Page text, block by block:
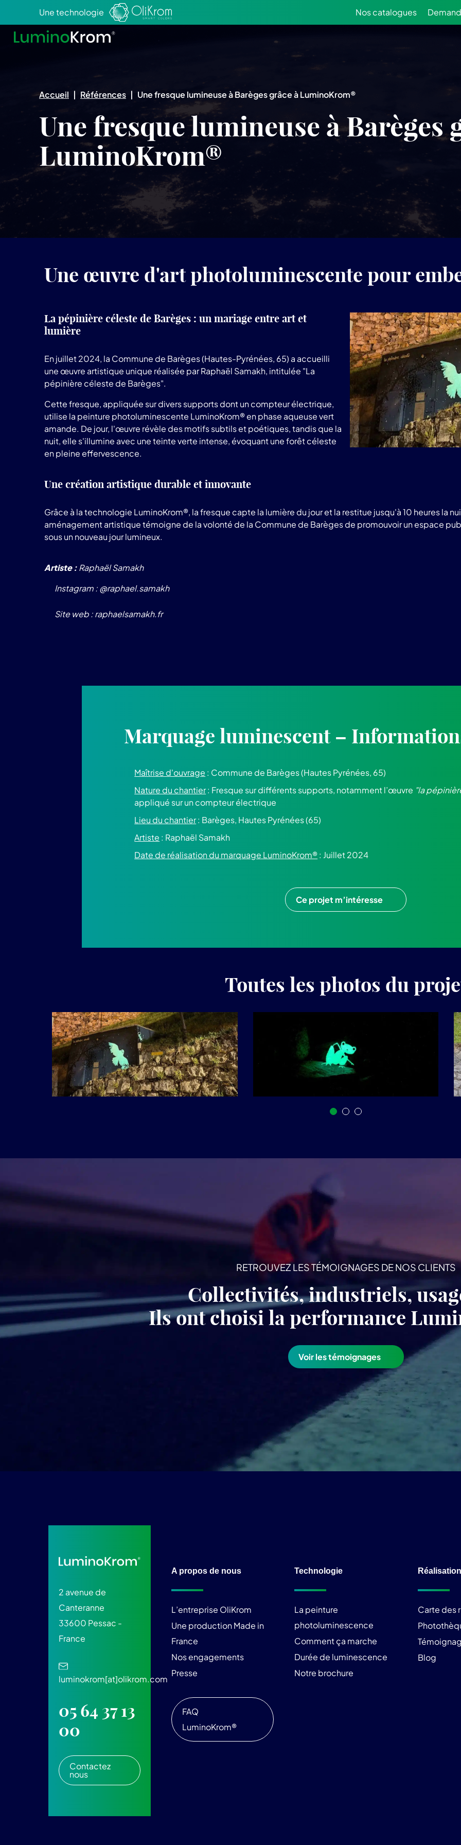
Une technologie Nos catalogues
Accueil | Références | Une fresque lumineuse à Barèges grâce à LuminoKrom®
Une fresque lumineuse à Barèges
LuminoKrom®
Une œuvre d'art photoluminescente pour
La pépinière céleste de Barèges : un mariage entre art et
lumière
En juillet 2024, la Commune de Barèges (Hautes-Pyrénées, 65) a accueilli
une œuvre artistique unique réalisée par Raphaël Samakh, intitulée "La
pépinière céleste de Barèges".
Cette fresque, appliquée sur divers supports dont un compteur électrique,
utilise la peinture photoluminescente LuminoKrom® en phase aqueuse vert
amande. De jour, l'œuvre révèle des motifs subtils et poétiques, tandis que la
nuit, elle s'illumine avec une teinte verte intense, évoquant une forêt céleste
en pleine effervescence.
Une création artistique durable et innovante
Grâce à la technologie LuminoKrom®, la fresque capte la lumière du jour et la restitue jusqu'à 10 heures la
aménagement artistique témoigne de la volonté de la Commune de Barèges de promouvoir un espace
sous un nouveau jour lumineux.
Artiste :Raphaël Samakh
Instagram : @raphael.samakh
Site web : raphaelsamakh.fr
Marquage luminescent –
Maîtrise d'ouvrage : Commune de Barèges (Hautes Pyrénées, 65)
Nature du chantier: Fresque sur différents supports, notamment l’œuvre "la
appliqué sur un compteur électrique
Lieu du chantier: Barèges, Hautes Pyrénées (65)
Artiste : Raphaël Samakh
Date de réalisation du marquage LuminoKrom®: Juillet 2024
Ce projet m’intéresse
Toutes les photos du
RETROUVEZ LES TÉMOIGNAGES DE NOS CLIENTS
Collectivités, industriels,
Ils ont choisi la performance
Voir les témoignages
2 avenue de
Canteranne
33600 Pessac -
France
luminokrom[at]olikrom.com
05 64 37 13
00
Contactez
nous
A propos de nous
L’entreprise OliKrom
Une production Made in
France
Nos engagements
Presse
FAQ
LuminoKrom®
Technologie
La peinture
photoluminescence
Comment ça marche
Durée de luminescence
Notre brochure
Carte des
Blog